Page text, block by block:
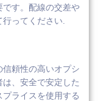
す。配線の交差や
ってください.
頼性の高いオプシ
、安全で安定した
ライスを使用する